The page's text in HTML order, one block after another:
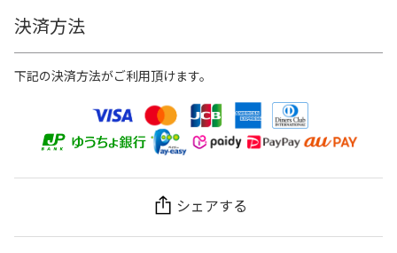
決済方法
下記の決済方法がご利用頂けます。
シェアする